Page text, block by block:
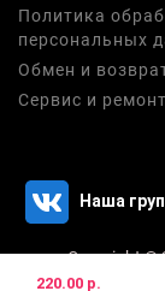
220.00 р.
Политика
персональных
Обмен и
Сервис и
Наша
Copyright ©